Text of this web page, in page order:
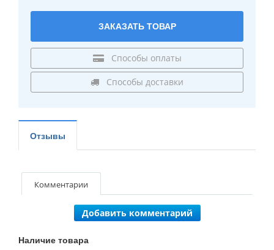
ЗАКАЗАТЬ ТОВАР
Способы оплаты
Способы доставки
Отзывы
Комментарии
Добавить комментарий
Наличие товара